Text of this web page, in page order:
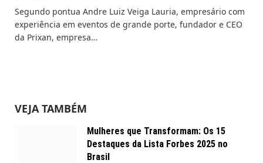
Segundo pontua Andre Luiz Veiga Lauria, empresário com
experiência em eventos de grande porte, fundador e CEO
da Prixan, empresa…
VEJA TAMBÉM
Mulheres que Transformam: Os 15
Destaques da Lista Forbes 2025 no
Brasil